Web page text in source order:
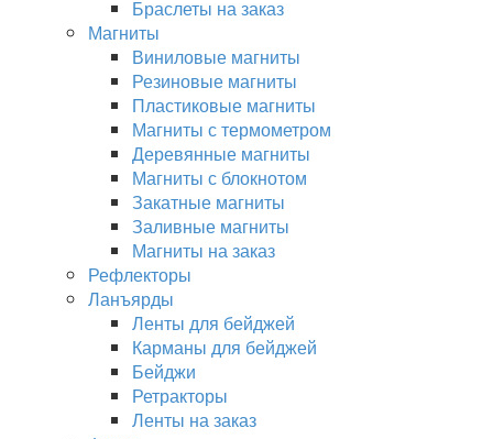
Браслеты на заказ
Магниты
Виниловые магниты
Резиновые магниты
Пластиковые магниты
Магниты с термометром
Деревянные магниты
Магниты с блокнотом
Закатные магниты
Заливные магниты
Магниты на заказ
Рефлекторы
Ланъярды
Ленты для бейджей
Карманы для бейджей
Бейджи
Ретракторы
Ленты на заказ